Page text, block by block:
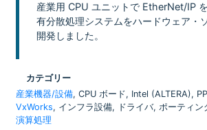
産業用 CPU ユニットで EtherNet/IP
有分散処理システムをハードウェア・
開発しました。
カテゴリー
産業機器/設備, CPU ボード, Intel (ALTERA),
VxWorks, インフラ設備, ドライバ, ポーティン
演算処理